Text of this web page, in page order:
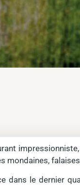
mondaines,
dans le dernier